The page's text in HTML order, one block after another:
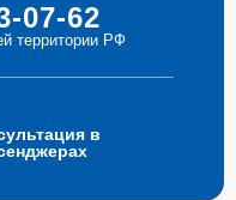
07-62
территории РФ
в